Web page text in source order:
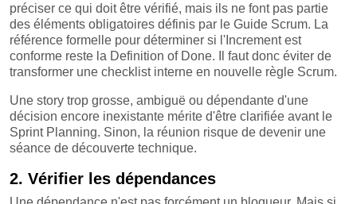
préciser ce qui doit être vérifié, mais ils ne font pas partie
des éléments obligatoires définis par le Guide Scrum. La
référence formelle pour déterminer si l'Increment est
conforme reste la Definition of Done. Il faut donc éviter de
transformer une checklist interne en nouvelle règle Scrum.
Une story trop grosse, ambiguë ou dépendante d'une
décision encore inexistante mérite d'être clarifiée avant le
Sprint Planning. Sinon, la réunion risque de devenir une
séance de découverte technique.
2. Vérifier les dépendances